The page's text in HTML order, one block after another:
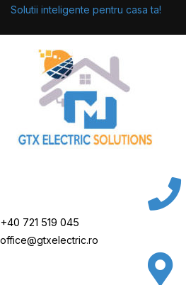
Skip
content
Solutii inteligente pentru casa ta!
+40 721 519 045
office@gtxelectric.ro